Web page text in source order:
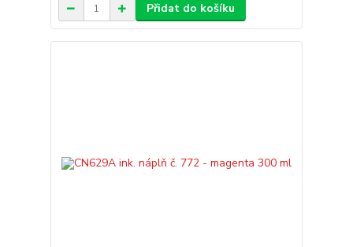
Přidat do košíku